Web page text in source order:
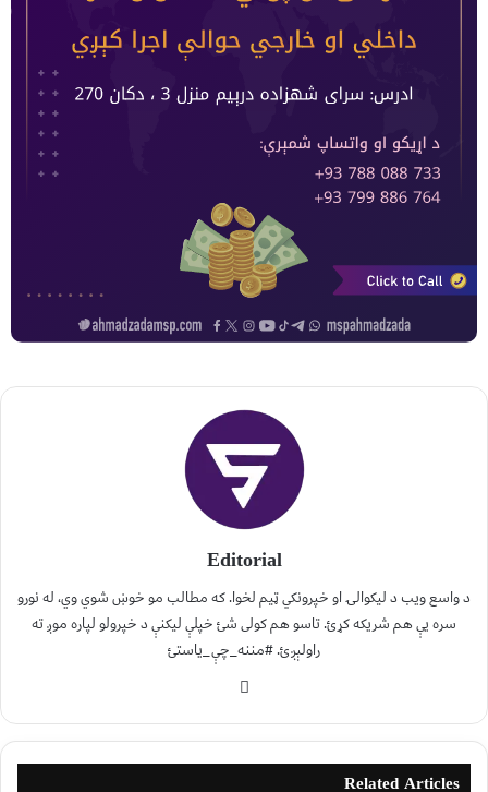
Editorial
د واسع ویب د لیکوالۍ او خپرونکي ټیم لخوا. که مطالب مو خوښ شوي وي، له نورو
سره یې هم شریکه کړئ. تاسو هم کولی شئ خپلې لیکنې د خپرولو لپاره موږ ته
راولېږئ. #مننه_چې_یاستئ
Related Articles